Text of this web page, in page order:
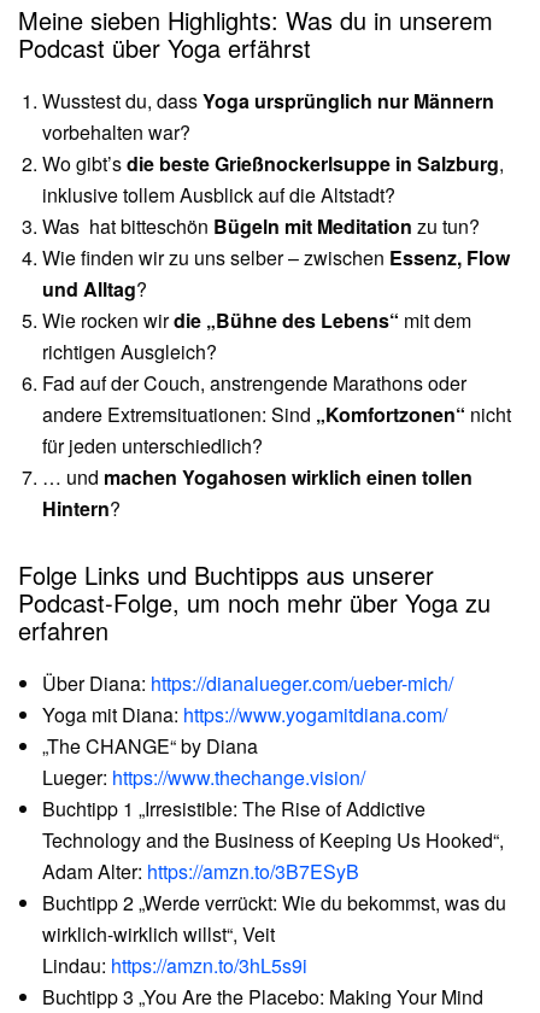
Meine sieben Highlights: Was du in unserem
Podcast über Yoga erfährst
Wusstest du, dassYoga ursprünglich nur Männern
vorbehalten war?
Wo gibt’sdie beste Grießnockerlsuppe in Salzburg,
inklusive tollem Ausblick auf die Altstadt?
Was hat bitteschön Bügeln mit Meditation zu tun?
Wie finden wir zu uns selber – zwischen Essenz, Flow
und Alltag?
Wie rocken wirdie „Bühne des Lebens“ mit dem
richtigen Ausgleich?
Fad auf der Couch, anstrengende Marathons oder
andere Extremsituationen: Sind „Komfortzonen“ nicht
für jeden unterschiedlich?
… und machen Yogahosen wirklich einen tollen
Hintern?
Folge Links und Buchtipps aus unserer
Podcast-Folge, um noch mehr über Yoga zu
erfahren
Über Diana: https://dianalueger.com/ueber-mich/
Yoga mit Diana: https://www.yogamitdiana.com/
„The CHANGE“ by Diana
Lueger: https://www.thechange.vision/
Buchtipp 1 „Irresistible: The Rise of Addictive
Technology and the Business of Keeping Us Hooked“,
Adam Alter: https://amzn.to/3B7ESyB
Buchtipp 2 „Werde verrückt: Wie du bekommst, was du
wirklich-wirklich willst“, Veit
Lindau: https://amzn.to/3hL5s9i
Buchtipp 3 „You Are the Placebo: Making Your Mind